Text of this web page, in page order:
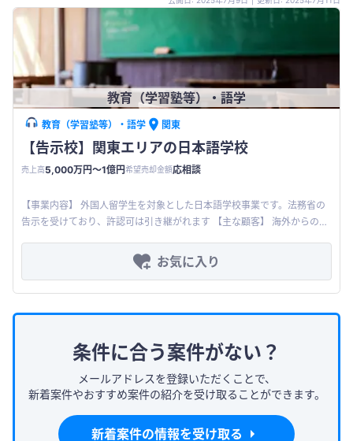
教育（学習塾等）・語学
教育（学習塾等）・語学 関東
【告示校】関東エリアの日本語学校
売上高5,000万円〜1億円希望売却金額応相談
【事業内容】 外国人留学生を対象とした日本語学校事業です。法務省の
告示を受けており、許認可は引き継がれます 【主な顧客】 海外からの留
お気に入り
条件に合う案件がない？
メールアドレスを登録いただくことで、
新着案件やおすすめ案件の紹介を受け取ることができます。
新着案件の情報を受け取る